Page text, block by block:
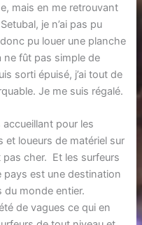
mais en me retrouvant
je n’ai pas pu
donc pu louer une planche
ne fût pas simple de
sorti épuisé, j’ai tout de
Je me suis régalé.
pour les
et loueurs de matériel sur
pas cher. Et les surfeurs
pays est une destination
du monde entier.
de vagues ce qui en